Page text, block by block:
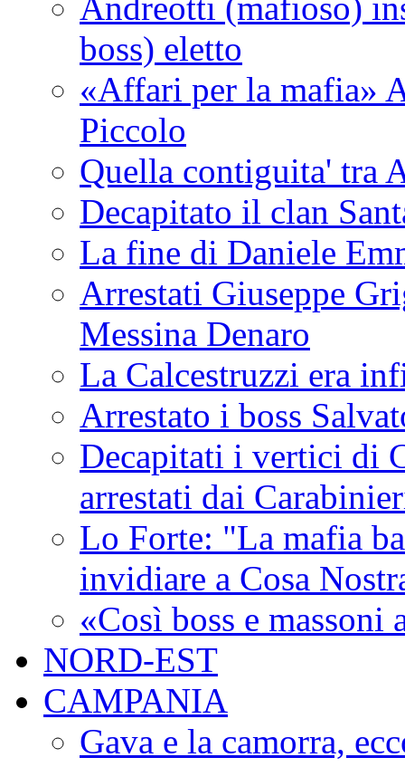
Andreotti (mafioso)
boss) eletto
«Affari per la mafia»
Piccolo
Quella contiguita' tra
Decapitato il clan
La fine di Daniele
Arrestati Giuseppe
Messina Denaro
La Calcestruzzi era
Arrestato i boss
Decapitati i vertici di
arrestati dai
Lo Forte: "La mafia
invidiare a Cosa
«Così boss e massoni
NORD-EST
CAMPANIA
Gava e la camorra,